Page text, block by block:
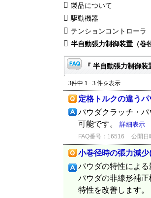
製品について
駆動機器
テンションコントローラ
半自動張力制御装置（巻
『 半自動張力制御
3件中 1 - 3 件を表示
定格トルクの違う
パウダクラッチ・
可能です。 詳細表示
FAQ番号：16516 公開日
小巻径時の張力減少
パウダの特性によ
パウダの非線形補
特性を改善します。